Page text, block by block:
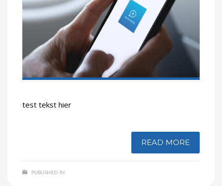
test tekst hier
READ MORE
PUBLISHED IN